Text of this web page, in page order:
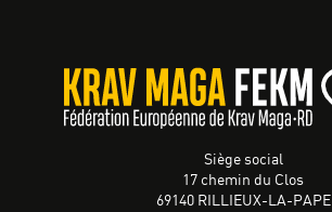
Siège social
17 chemin du Clos
69140 RILLIEUX-LA-PAPE